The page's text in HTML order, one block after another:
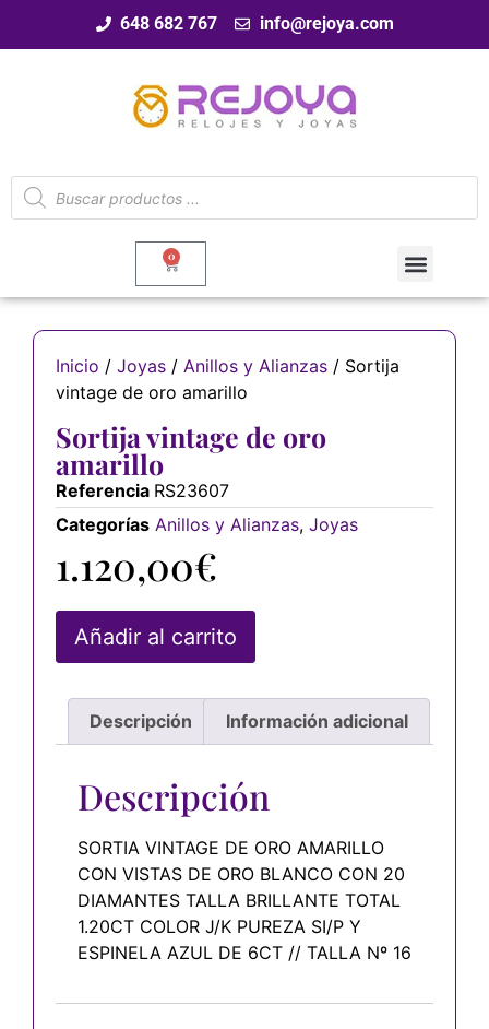
648 682 767 info@rejoya.com
0
Inicio / Joyas / Anillos y Alianzas / Sortija
vintage de oro amarillo
Sortija vintage de oro
amarillo
Referencia RS23607
Categorías Anillos y Alianzas, Joyas
1.120,00€
Añadir al carrito
Descripción Información adicional
Descripción
SORTIA VINTAGE DE ORO AMARILLO
CON VISTAS DE ORO BLANCO CON 20
DIAMANTES TALLA BRILLANTE TOTAL
1.20CT COLOR J/K PUREZA SI/P Y
ESPINELA AZUL DE 6CT // TALLA Nº 16